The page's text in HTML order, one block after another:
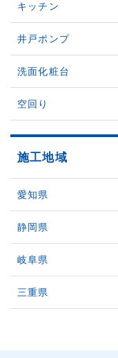
キッチン
井戸ポンプ
洗面化粧台
空回り
施工地域
愛知県
静岡県
岐阜県
三重県